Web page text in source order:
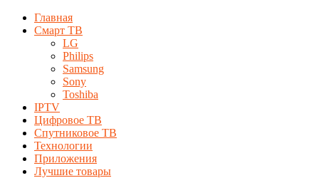
Главная
Смарт ТВ
LG
Philips
Samsung
Sony
Toshiba
IPTV
Цифровое ТВ
Спутниковое ТВ
Технологии
Приложения
Лучшие товары